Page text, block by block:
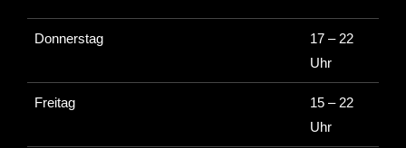
Donnerstag
17 – 22
Uhr
Freitag
15 – 22
Uhr